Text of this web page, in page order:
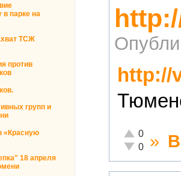
в парке на
ТСЖ
против
групп и
«Красную
18 апреля
http://
Отлично!
0
Неадекватно!
0 »